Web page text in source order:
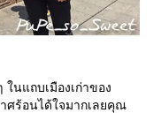
นแถบเมืองเก่าของ
าศร้อนได้ใจมากเลยคุณ